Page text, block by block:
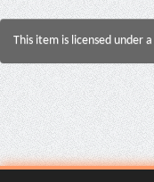
This item is licensed under a